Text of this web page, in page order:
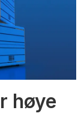
høye